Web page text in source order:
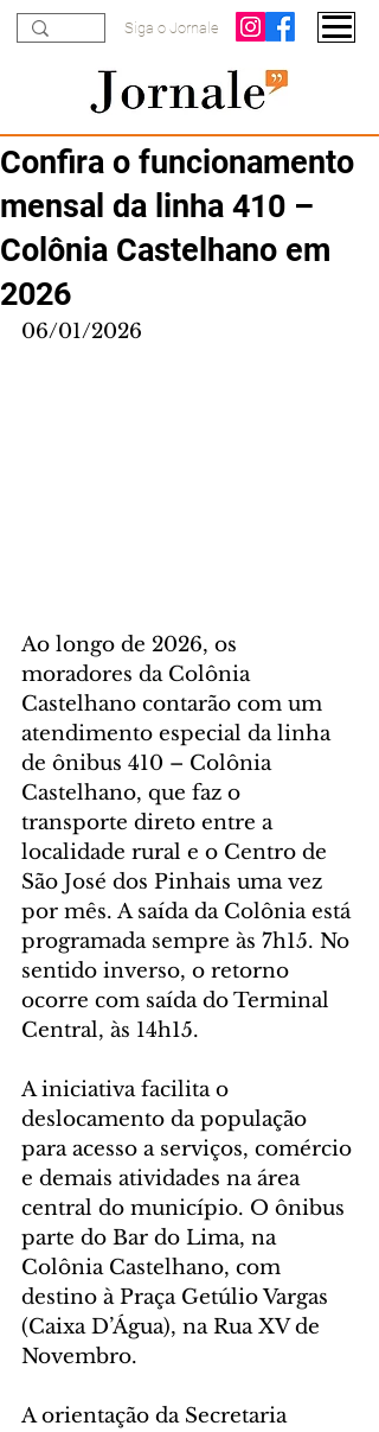
Siga o Jornale
Confira o funcionamento
mensal da linha 410 –
Colônia Castelhano em
2026
06/01/2026
Ao longo de 2026, os
moradores da Colônia
Castelhano contarão com um
atendimento especial da linha
de ônibus 410 – Colônia
Castelhano, que faz o
transporte direto entre a
localidade rural e o Centro de
São José dos Pinhais uma vez
por mês. A saída da Colônia está
programada sempre às 7h15. No
sentido inverso, o retorno
ocorre com saída do Terminal
Central, às 14h15.
A iniciativa facilita o
deslocamento da população
para acesso a serviços, comércio
e demais atividades na área
central do município. O ônibus
parte do Bar do Lima, na
Colônia Castelhano, com
destino à Praça Getúlio Vargas
(Caixa D’Água), na Rua XV de
Novembro.
A orientação da Secretaria